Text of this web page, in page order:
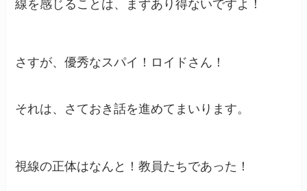
線を感じることは、まずあり得ないですよ！
さすが、優秀なスパイ！ロイドさん！
それは、さておき話を進めてまいります。
視線の正体はなんと！教員たちであった！